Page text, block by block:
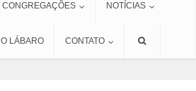
CONGREGAÇÕES NOTÍCIAS
O LÁBARO CONTATO